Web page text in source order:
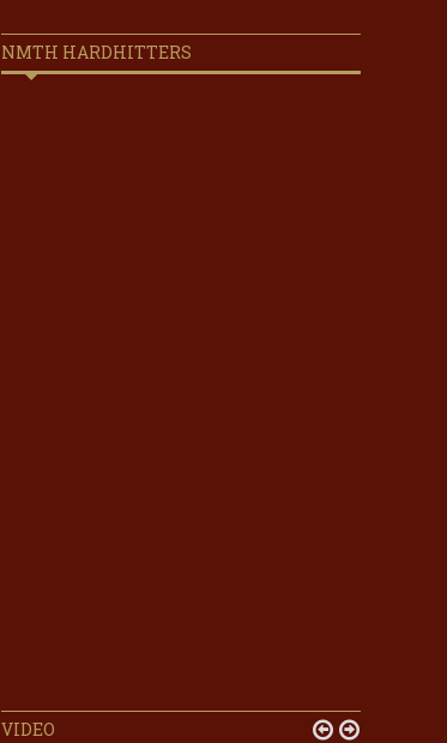
NMTH HARDHITTERS
VIDEO  